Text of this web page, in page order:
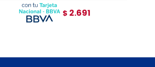
$ 2.691